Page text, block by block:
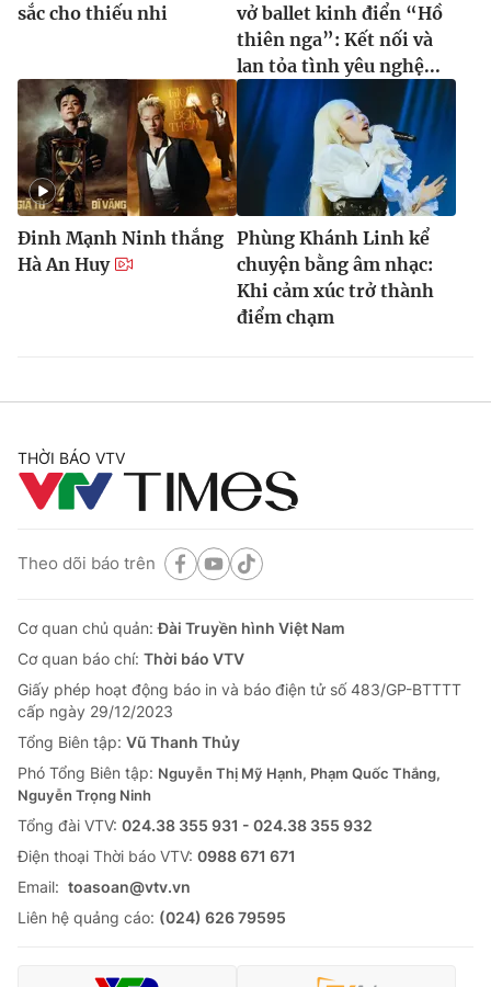
sắc cho thiếu nhi
vở ballet kinh điển “Hồ
thiên nga”: Kết nối và
lan tỏa tình yêu nghệ...
Đinh Mạnh Ninh thắng
Hà An Huy
Phùng Khánh Linh kể
chuyện bằng âm nhạc:
Khi cảm xúc trở thành
điểm chạm
THỜI BÁO VTV
Theo dõi báo trên
Cơ quan chủ quản:Đài Truyền hình Việt Nam
Cơ quan báo chí: Thời báo VTV
Giấy phép hoạt động báo in và báo điện tử số 483/GP-BTTTT
cấp ngày 29/12/2023
Tổng Biên tập: Vũ Thanh Thủy
Phó Tổng Biên tập: Nguyễn Thị Mỹ Hạnh, Phạm Quốc Thắng,
Nguyễn Trọng Ninh
Tổng đài VTV: 024.38 355 931 - 024.38 355 932
Ðiện thoại Thời báo VTV: 0988 671 671
Email: toasoan@vtv.vn
Liên hệ quảng cáo: (024) 626 79595